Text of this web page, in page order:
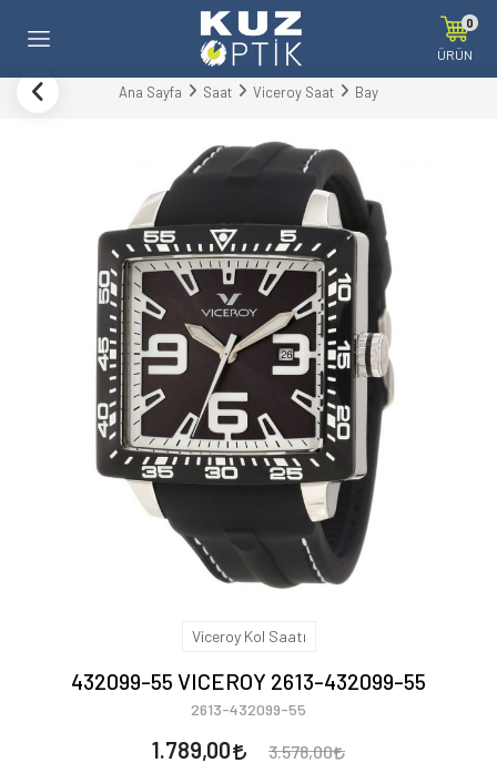
0
ÜRÜN
Ana Sayfa Saat Viceroy Saat Bay
Viceroy Kol Saatı
432099-55 VICEROY 2613-432099-55
2613-432099-55
1.789,00 3.578,00